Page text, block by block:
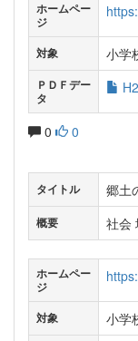
ホームペー
ジ
対象 小学
ＰＤＦデー
タ
0 0
タイトル 郷土
概要 社会
ホームペー
ジ
対象 小学